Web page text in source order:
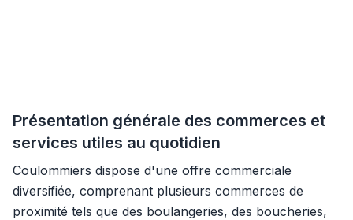
Présentation générale des commerces et
services utiles au quotidien
Coulommiers dispose d'une offre commerciale
diversifiée, comprenant plusieurs commerces de
proximité tels que des boulangeries, des boucheries,